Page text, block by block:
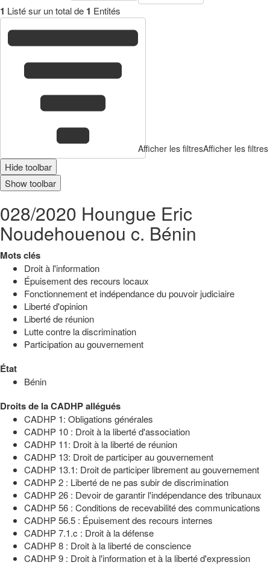
1 Listé sur un total de 1 Entités
Afficher les filtresAfficher les filtres
Hide toolbar
Show toolbar
028/2020 Houngue Eric
Noudehouenou c. Bénin
Mots clés
Droit à l'information
Épuisement des recours locaux
Fonctionnement et indépendance du pouvoir judiciaire
Liberté d'opinion
Liberté de réunion
Lutte contre la discrimination
Participation au gouvernement
État
Bénin
Droits de la CADHP allégués
CADHP 1: Obligations générales
CADHP 10 : Droit à la liberté d'association
CADHP 11: Droit à la liberté de réunion
CADHP 13: Droit de participer au gouvernement
CADHP 13.1: Droit de participer librement au gouvernement
CADHP 2 : Liberté de ne pas subir de discrimination
CADHP 26 : Devoir de garantir l'indépendance des tribunaux
CADHP 56 : Conditions de recevabilité des communications
CADHP 56.5 : Épuisement des recours internes
CADHP 7.1.c : Droit à la défense
CADHP 8 : Droit à la liberté de conscience
CADHP 9 : Droit à l'information et à la liberté d'expression